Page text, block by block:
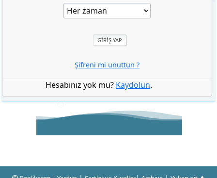
Şifreni mi unuttun ?
Hesabınız yok mu? Kaydolun.